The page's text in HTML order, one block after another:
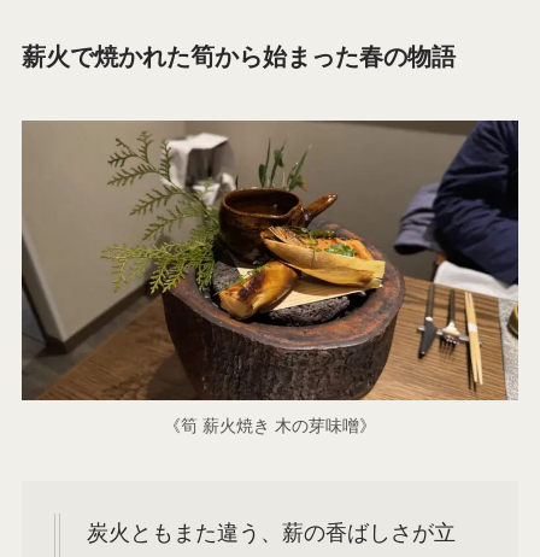
薪火で焼かれた筍から始まった春の物語
《筍 薪火焼き 木の芽味噌》
炭火ともまた違う、薪の香ばしさが立